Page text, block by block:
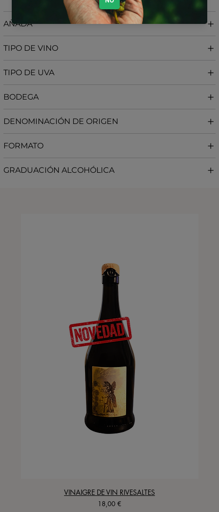
AÑADA
TIPO DE VINO
TIPO DE UVA
BODEGA
DENOMINACIÓN DE ORIGEN
FORMATO
GRADUACIÓN ALCOHÓLICA
VINAIGRE DE VIN RIVESALTES
Precio
18,00 €